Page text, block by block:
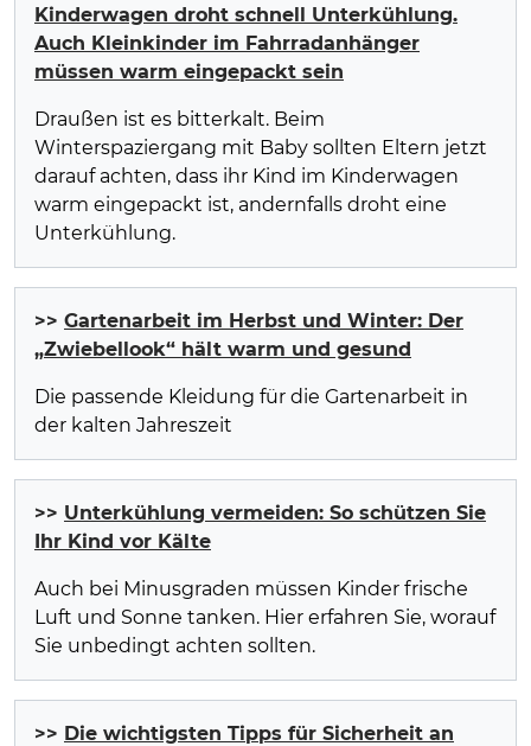
Kinderwagen droht schnell Unterkühlung.
Auch Kleinkinder im Fahrradanhänger
müssen warm eingepackt sein
Draußen ist es bitterkalt. Beim
Winterspaziergang mit Baby sollten Eltern jetzt
darauf achten, dass ihr Kind im Kinderwagen
warm eingepackt ist, andernfalls droht eine
Unterkühlung.
>> Gartenarbeit im Herbst und Winter: Der
„Zwiebellook“ hält warm und gesund
Die passende Kleidung für die Gartenarbeit in
der kalten Jahreszeit
>> Unterkühlung vermeiden: So schützen Sie
Ihr Kind vor Kälte
Auch bei Minusgraden müssen Kinder frische
Luft und Sonne tanken. Hier erfahren Sie, worauf
Sie unbedingt achten sollten.
>> Die wichtigsten Tipps für Sicherheit an